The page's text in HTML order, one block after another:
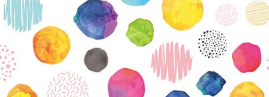
Etkö ole vielä Varhaiskasvatuksen Tietopalvelun
jäsen?
Liity tästä!